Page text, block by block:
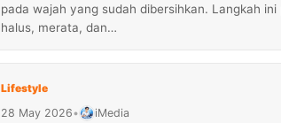
pada wajah yang sudah dibersihkan. Langkah
halus, merata, dan…
Lifestyle
28 May 2026• iMedia